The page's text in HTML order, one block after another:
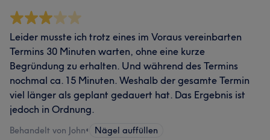
Leider musste ich trotz eines im Voraus vereinbarten
Termins 30 Minuten warten, ohne eine kurze
Begründung zu erhalten. Und während des Termins
nochmal ca. 15 Minuten. Weshalb der gesamte Termin
viel länger als geplant gedauert hat. Das Ergebnis ist
jedoch in Ordnung.
Behandelt von John• Nägel auffüllen